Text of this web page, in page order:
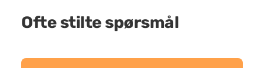
Ofte stilte spørsmål